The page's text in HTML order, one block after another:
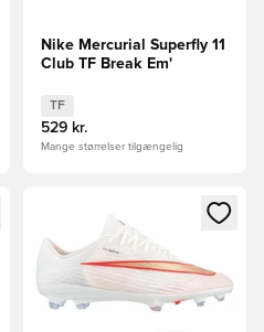
Nike Mercurial Superfly 11
Club TF Break Em'
TF
529 kr.
Mange størrelser tilgængelig
ind eller tilmelde dig som
Åbner en Modal til at logge